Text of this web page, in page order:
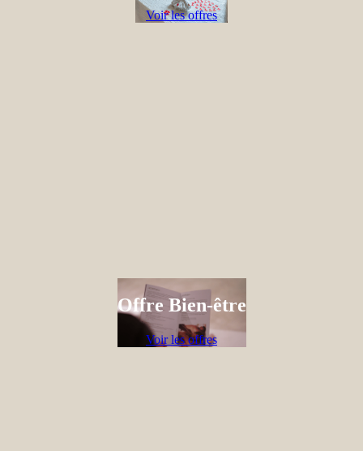
Voir les offres
Offre Bien-être
Voir les offres